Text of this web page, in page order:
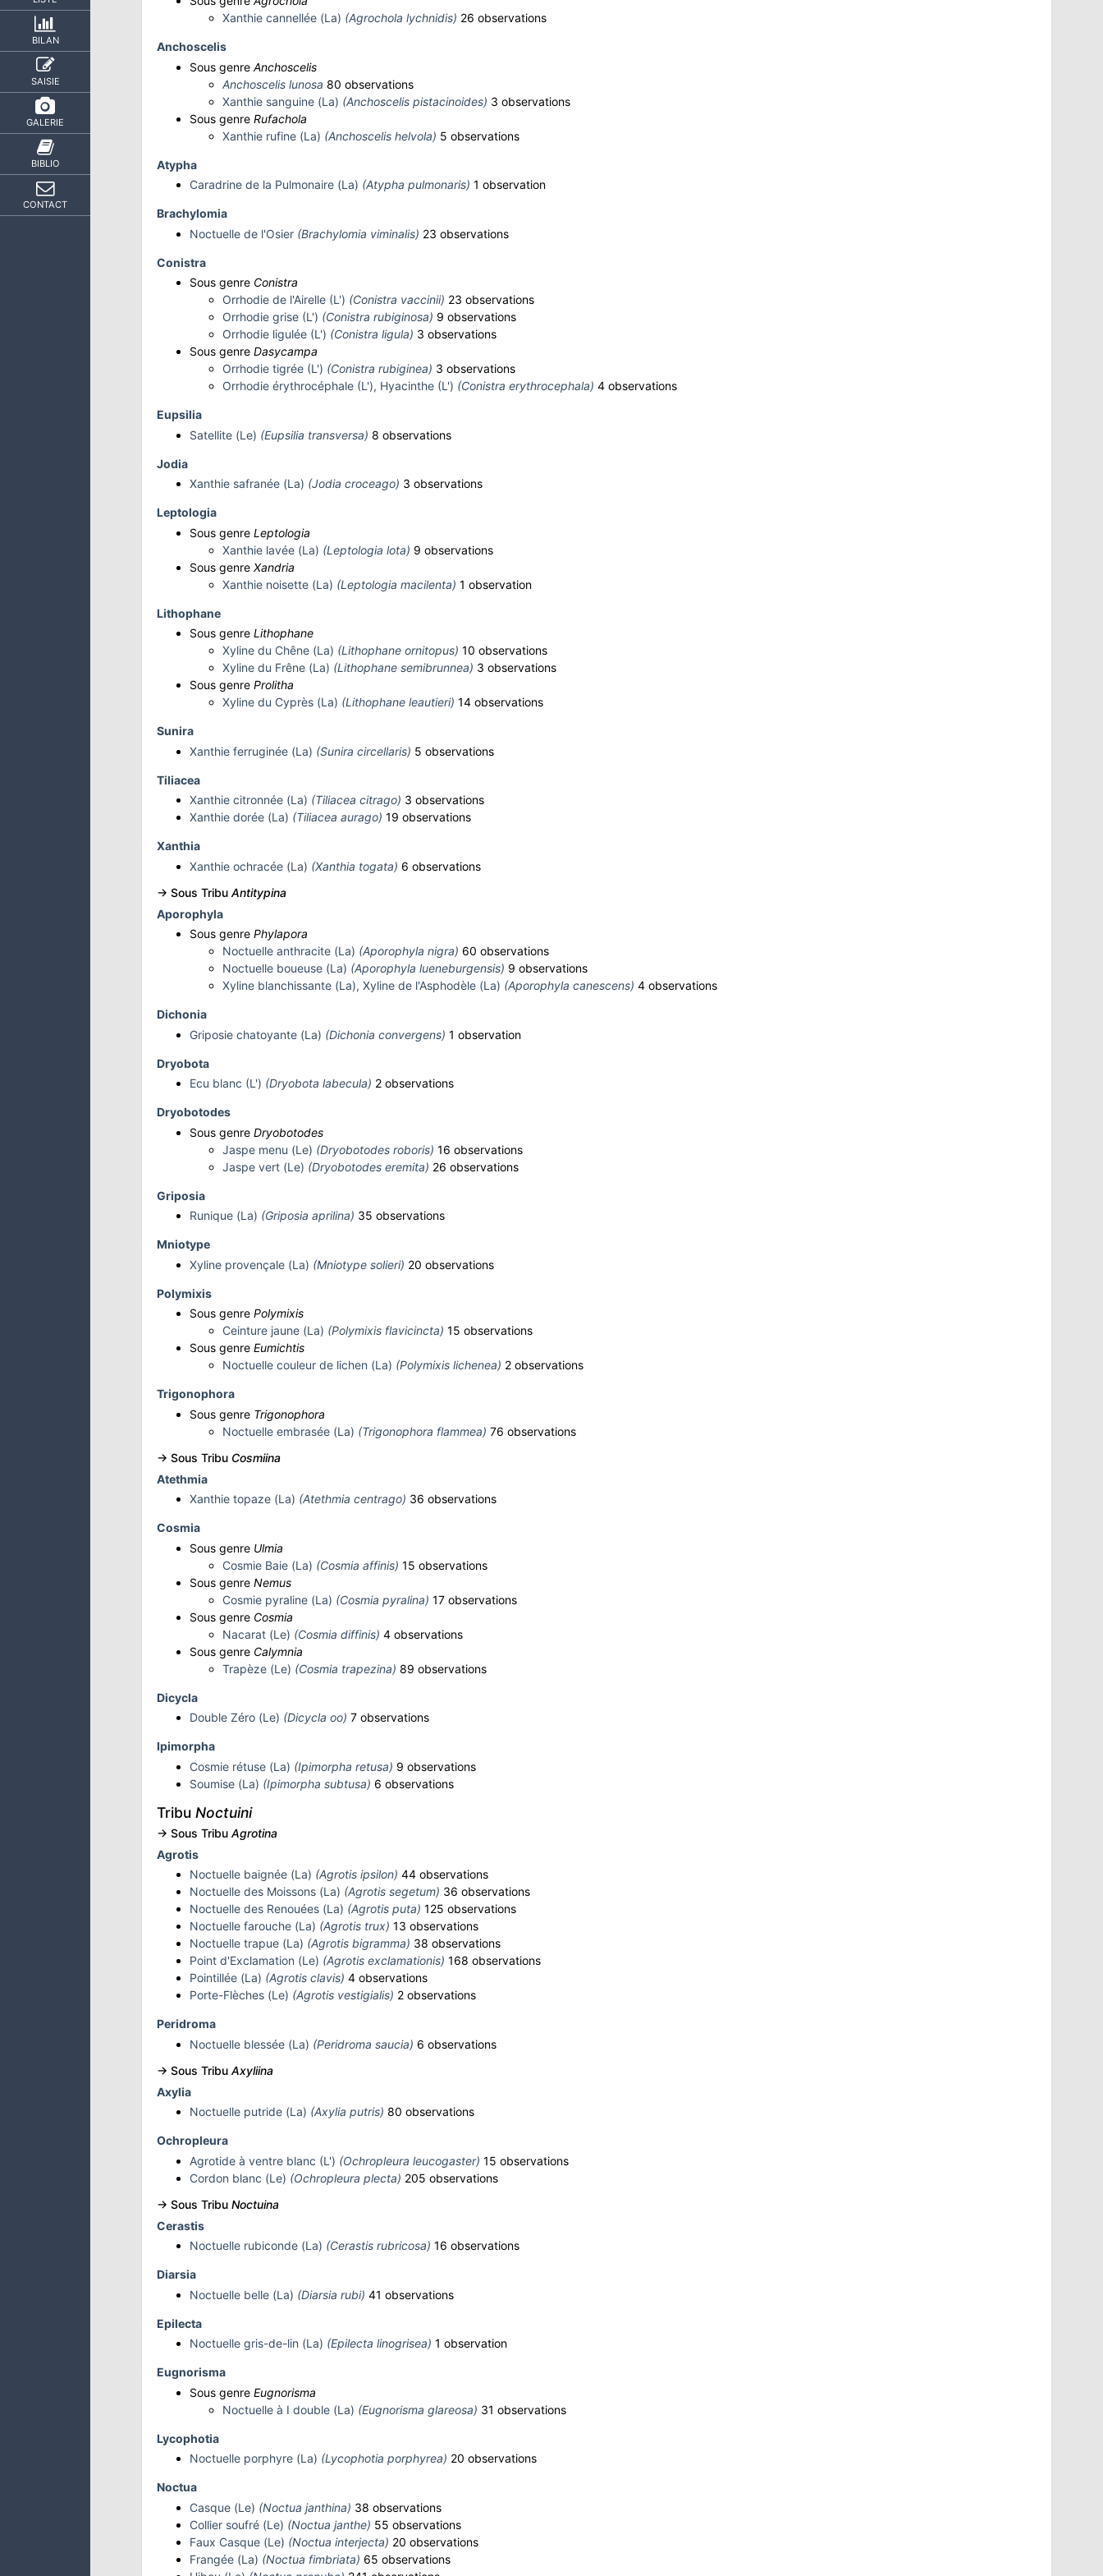
BILAN
SAISIE
GALERIE
BIBLIO
CONTACT
Xanthie cannellée (La) (Agrochola lychnidis) 26 observations
Anchoscelis
Sous genre Anchoscelis
Anchoscelis lunosa 80 observations
Xanthie sanguine (La) (Anchoscelis pistacinoides) 3 observations
Sous genre Rufachola
Xanthie rufine (La) (Anchoscelis helvola) 5 observations
Atypha
Caradrine de la Pulmonaire (La) (Atypha pulmonaris) 1 observation
Brachylomia
Noctuelle de l'Osier (Brachylomia viminalis) 23 observations
Conistra
Sous genre Conistra
Orrhodie de l'Airelle (L') (Conistra vaccinii) 23 observations
Orrhodie grise (L') (Conistra rubiginosa) 9 observations
Orrhodie ligulée (L') (Conistra ligula) 3 observations
Sous genre Dasycampa
Orrhodie tigrée (L') (Conistra rubiginea) 3 observations
Orrhodie érythrocéphale (L'), Hyacinthe (L') (Conistra erythrocephala) 4 observations
Eupsilia
Satellite (Le) (Eupsilia transversa) 8 observations
Jodia
Xanthie safranée (La) (Jodia croceago) 3 observations
Leptologia
Sous genre Leptologia
Xanthie lavée (La) (Leptologia lota) 9 observations
Sous genre Xandria
Xanthie noisette (La) (Leptologia macilenta) 1 observation
Lithophane
Sous genre Lithophane
Xyline du Chêne (La) (Lithophane ornitopus) 10 observations
Xyline du Frêne (La) (Lithophane semibrunnea) 3 observations
Sous genre Prolitha
Xyline du Cyprès (La) (Lithophane leautieri) 14 observations
Sunira
Xanthie ferruginée (La) (Sunira circellaris) 5 observations
Tiliacea
Xanthie citronnée (La) (Tiliacea citrago) 3 observations
Xanthie dorée (La) (Tiliacea aurago) 19 observations
Xanthia
Xanthie ochracée (La) (Xanthia togata) 6 observations
-> Sous Tribu Antitypina
Aporophyla
Sous genre Phylapora
Noctuelle anthracite (La) (Aporophyla nigra) 60 observations
Noctuelle boueuse (La) (Aporophyla lueneburgensis) 9 observations
Xyline blanchissante (La), Xyline de l'Asphodèle (La) (Aporophyla canescens) 4 observations
Dichonia
Griposie chatoyante (La) (Dichonia convergens) 1 observation
Dryobota
Ecu blanc (L') (Dryobota labecula) 2 observations
Dryobotodes
Sous genre Dryobotodes
Jaspe menu (Le) (Dryobotodes roboris) 16 observations
Jaspe vert (Le) (Dryobotodes eremita) 26 observations
Griposia
Runique (La) (Griposia aprilina) 35 observations
Mniotype
Xyline provençale (La) (Mniotype solieri) 20 observations
Polymixis
Sous genre Polymixis
Ceinture jaune (La) (Polymixis flavicincta) 15 observations
Sous genre Eumichtis
Noctuelle couleur de lichen (La) (Polymixis lichenea) 2 observations
Trigonophora
Sous genre Trigonophora
Noctuelle embrasée (La) (Trigonophora flammea) 76 observations
-> Sous Tribu Cosmiina
Atethmia
Xanthie topaze (La) (Atethmia centrago) 36 observations
Cosmia
Sous genre Ulmia
Cosmie Baie (La) (Cosmia affinis) 15 observations
Sous genre Nemus
Cosmie pyraline (La) (Cosmia pyralina) 17 observations
Sous genre Cosmia
Nacarat (Le) (Cosmia diffinis) 4 observations
Sous genre Calymnia
Trapèze (Le) (Cosmia trapezina) 89 observations
Dicycla
Double Zéro (Le) (Dicycla oo) 7 observations
Ipimorpha
Cosmie rétuse (La) (Ipimorpha retusa) 9 observations
Soumise (La) (Ipimorpha subtusa) 6 observations
Tribu Noctuini
-> Sous Tribu Agrotina
Agrotis
Noctuelle baignée (La) (Agrotis ipsilon) 44 observations
Noctuelle des Moissons (La) (Agrotis segetum) 36 observations
Noctuelle des Renouées (La) (Agrotis puta) 125 observations
Noctuelle farouche (La) (Agrotis trux) 13 observations
Noctuelle trapue (La) (Agrotis bigramma) 38 observations
Point d'Exclamation (Le) (Agrotis exclamationis) 168 observations
Pointillée (La) (Agrotis clavis) 4 observations
Porte-Flèches (Le) (Agrotis vestigialis) 2 observations
Peridroma
Noctuelle blessée (La) (Peridroma saucia) 6 observations
-> Sous Tribu Axyliina
Axylia
Noctuelle putride (La) (Axylia putris) 80 observations
Ochropleura
Agrotide à ventre blanc (L') (Ochropleura leucogaster) 15 observations
Cordon blanc (Le) (Ochropleura plecta) 205 observations
-> Sous Tribu Noctuina
Cerastis
Noctuelle rubiconde (La) (Cerastis rubricosa) 16 observations
Diarsia
Noctuelle belle (La) (Diarsia rubi) 41 observations
Epilecta
Noctuelle gris-de-lin (La) (Epilecta linogrisea) 1 observation
Eugnorisma
Sous genre Eugnorisma
Noctuelle à I double (La) (Eugnorisma glareosa) 31 observations
Lycophotia
Noctuelle porphyre (La) (Lycophotia porphyrea) 20 observations
Noctua
Casque (Le) (Noctua janthina) 38 observations
Collier soufré (Le) (Noctua janthe) 55 observations
Faux Casque (Le) (Noctua interjecta) 20 observations
Frangée (La) (Noctua fimbriata) 65 observations